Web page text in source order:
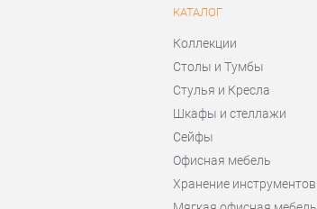
КАТАЛОГ
Коллекции
Столы и Тумбы
Стулья и Кресла
Шкафы и стеллажи
Сейфы
Офисная мебель
Хранение инструментов